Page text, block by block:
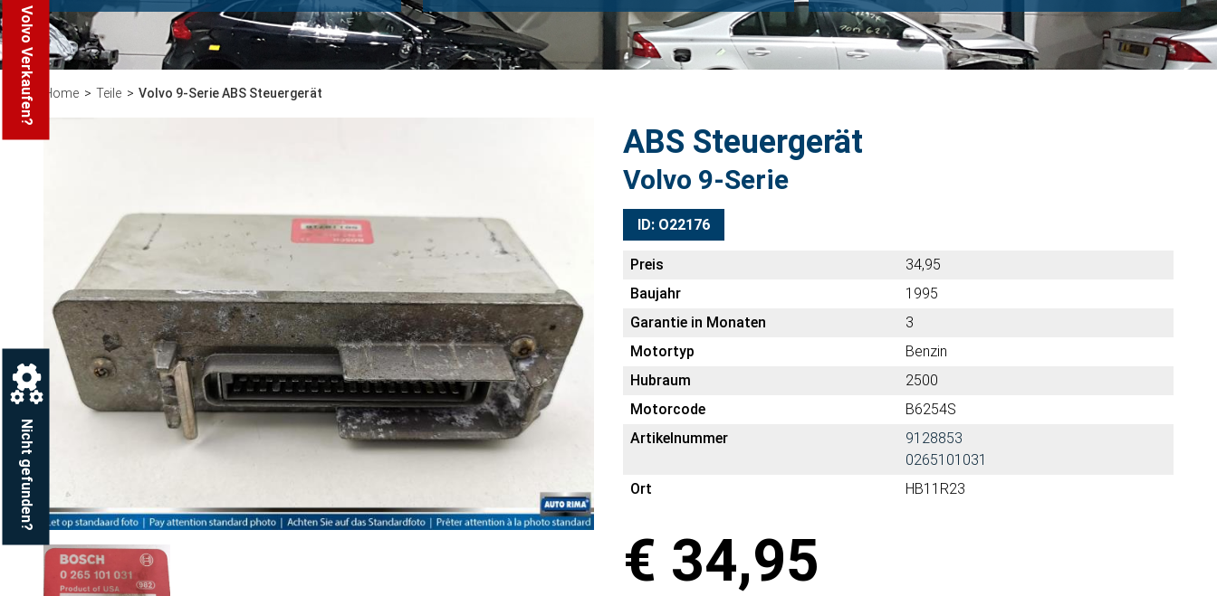
Home Teile Volvo 9-Serie ABS Steuergerät
ABS Steuergerät
Volvo 9-Serie
ID: O22176
Preis
34,95
Baujahr
1995
Garantie in Monaten
3
Motortyp
Benzin
Hubraum
2500
Motorcode
B6254S
Artikelnummer
9128853
0265101031
Ort
HB11R23
€ 34,95
Volvo Verkaufen?
Nicht gefunden?